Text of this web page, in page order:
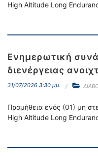
High Altitude Long
Ενημερωτική
διενέργειας
31/07/2026 3:30 μμ.
Προμήθεια ενός (01) μη
High Altitude Long